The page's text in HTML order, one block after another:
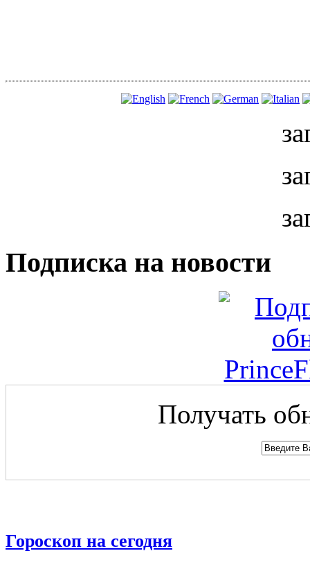
Подписка на новости
Получать
Гороскоп на сегодня